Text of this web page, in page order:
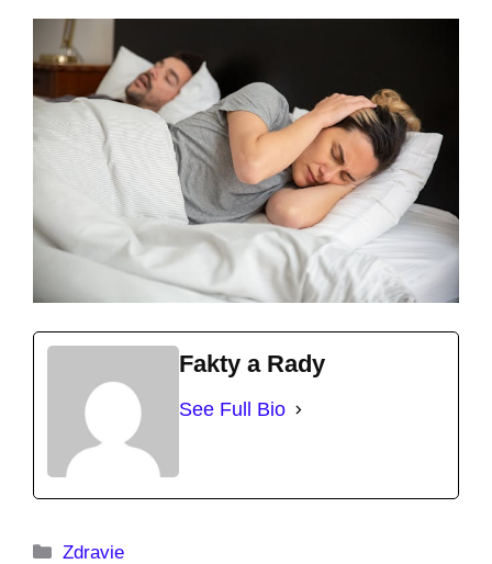
Fakty a Rady
See Full Bio
Kategórie
Zdravie